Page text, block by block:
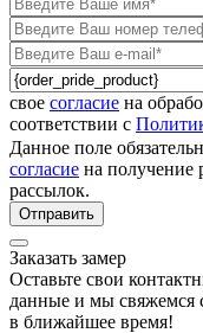
свое согласие на
соответствии с
Данное поле
согласие на
рассылок.
Заказать замер
Оставьте свои
данные и мы свяжемся
в ближайшее время!